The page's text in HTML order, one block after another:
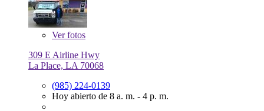
Verfotos
309 E Airline Hwy
La Place, LA 70068
(985) 224-0139
Hoy abierto de 8 a. m. - 4 p. m.